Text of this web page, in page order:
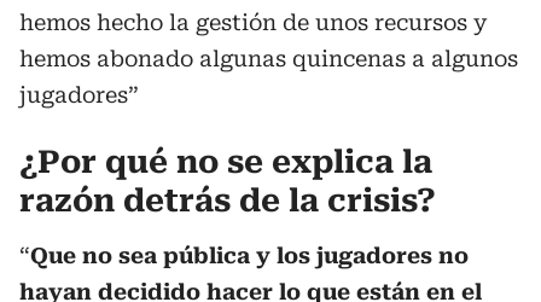
hemos hecho la gestión de unos recursos y
hemos abonado algunas quincenas a algunos
jugadores”
¿Por qué no se explica la
razón detrás de la crisis?
“Que no sea pública y los jugadores no
hayan decidido hacer lo que están en el